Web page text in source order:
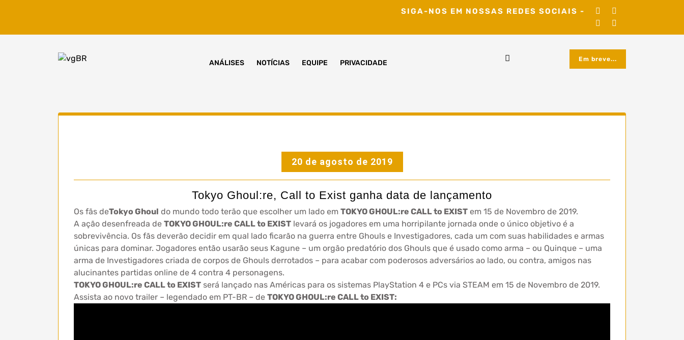
SIGA-NOS EM NOSSAS REDES SOCIAIS -
ANÁLISES NOTÍCIAS EQUIPE PRIVACIDADE Em breve...
20 de agosto de 2019
Tokyo Ghoul:re, Call to Exist ganha data de lançamento
Os fãs deTokyo Ghoul do mundo todo terão que escolher um lado em TOKYO GHOUL:re CALL to EXIST em 15 de Novembro de 2019.
A ação desenfreada de TOKYO GHOUL:re CALL to EXIST levará os jogadores em uma horripilante jornada onde o único objetivo é a
sobrevivência. Os fãs deverão decidir em qual lado ficarão na guerra entre Ghouls e Investigadores, cada um com suas habilidades e armas
únicas para dominar. Jogadores então usarão seus Kagune – um orgão predatório dos Ghouls que é usado como arma – ou Quinque – uma
arma de Investigadores criada de corpos de Ghouls derrotados – para acabar com poderosos adversários ao lado, ou contra, amigos nas
alucinantes partidas online de 4 contra 4 personagens.
TOKYO GHOUL:re CALL to EXIST será lançado nas Américas para os sistemas PlayStation 4 e PCs via STEAM em 15 de Novembro de 2019.
Assista ao novo trailer – legendado em PT-BR – de TOKYO GHOUL:re CALL to EXIST: